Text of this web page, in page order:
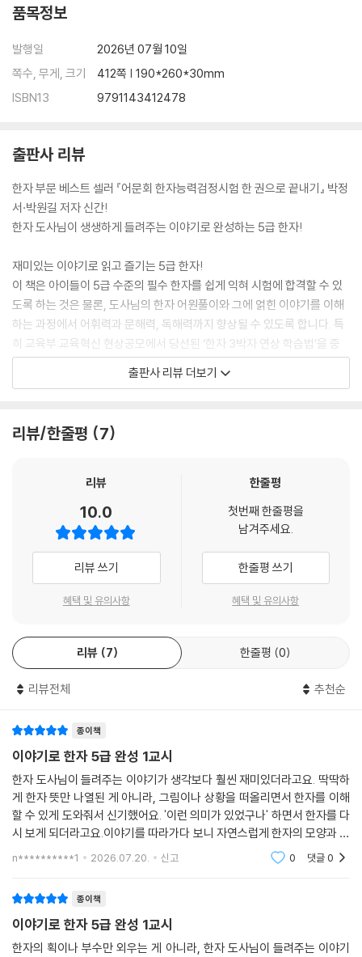
품목정보
발행일
2026년 07월 10일
쪽수, 무게, 크기
412쪽 | 190*260*30mm
ISBN13
9791143412478
출판사 리뷰
한자 부문 베스트 셀러 『어문회 한자능력검정시험 한 권으로 끝내기』 박정
서·박원길 저자 신간!
한자 도사님이 생생하게 들려주는 이야기로 완성하는 5급 한자!
재미있는 이야기로 읽고 즐기는 5급 한자!
이 책은 아이들이 5급 수준의 필수 한자를 쉽게 익혀 시험에 합격할 수 있
도록 하는 것은 물론, 도사님의 한자 어원풀이와 그에 얽힌 이야기를 이해
하는 과정에서 어휘력과 문해력, 독해력까지 향상될 수 있도록 합니다. 특
히 교육부 교육혁신 현상공모에서 당선된 ‘한자 3박자 연상 학습법’을 중
심으로 풀이된 5급 한자에, 한자 도사님의 특별한 어원풀이 이야기를 더해
한자를 ‘암기’하는 것이 아닌 ‘읽고 즐길’ 수 있도록 합니다.
상위 급수의 새로운 한자를 만나더라도 도사님의 학습법이 적용된 나만의
1~3교시 수업을 모두 듣고 나면, 5급 수준의 필수 한자를 모두 익히게 되
므로 본인이 원하는 시행처의 시험을 골라 응시할 수 있습니다.
출판사 리뷰 더보기
리뷰/한줄평 7
리뷰
10.0
리뷰 쓰기
혜택 및 유의사항
한줄평
첫번째 한줄평을
남겨주세요.
한줄평 쓰기
혜택 및 유의사항
리뷰 7 한줄평 0
리뷰전체 추천순
종이책
이야기로 한자 5급 완성 1교시
한자 도사님이 들려주는 이야기가 생각보다 훨씬 재미있더라고요. 딱딱하
게 한자 뜻만 나열된 게 아니라, 그림이나 상황을 떠올리면서 한자를 이해
할 수 있게 도와줘서 신기했어요. '이런 의미가 있었구나' 하면서 한자를 다
시 보게 되더라고요.이야기를 따라가다 보니 자연스럽게 한자의 모양과 뜻
이 연결되는 경험을 했어요. 억지로 외우지 않아도 저절로 머릿속에 남는
n**********1 2026.07.20. 신고 0 댓글0
종이책
이야기로 한자 5급 완성 1교시
한자의 획이나 부수만 외우는 게 아니라, 한자 도사님이 들려주는 이야기